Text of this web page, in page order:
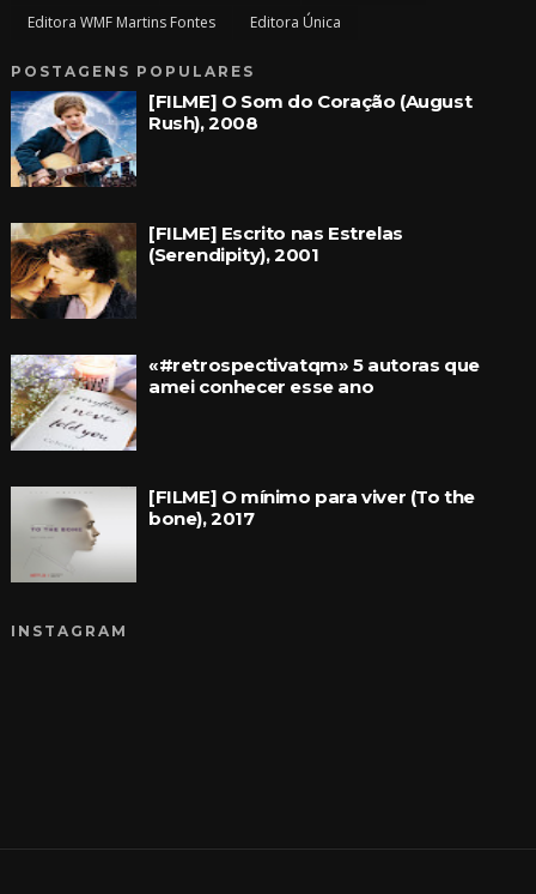
Editora WMF Martins Fontes
Editora Única
POSTAGENS POPULARES
[FILME] O Som do Coração (August
Rush), 2008
[FILME] Escrito nas Estrelas
(Serendipity), 2001
«#retrospectivatqm» 5 autoras que
amei conhecer esse ano
[FILME] O mínimo para viver (To the
bone), 2017
INSTAGRAM